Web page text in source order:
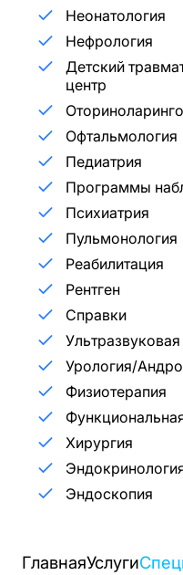
Неонатология
Нефрология
Детский
центр
Офтальмология
Педиатрия
Программы
Психиатрия
Пульмонология
Реабилитация
Рентген
Справки
Урология/
Физиотерапия
Хирургия
Эндоскопия
ГлавнаяУслуги